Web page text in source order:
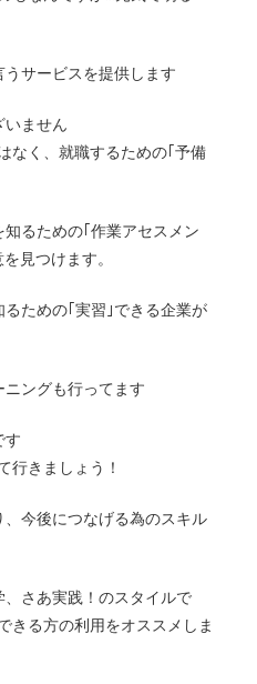
サービスを提供します
いません
なく、就職するための｢予備
るための｢作業アセスメン
見つけます。
ための｢実習｣できる企業が
ニングも行ってます
す
行きましょう！
今後につなげる為のスキル
さあ実践！のスタイルで
きる方の利用をオススメしま